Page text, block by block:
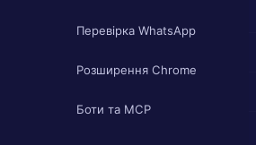
Перевірка WhatsApp
Розширення Chrome
Боти та MCP